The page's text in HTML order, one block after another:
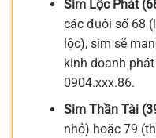
Sim Lộc Phát
các đuôi số 68
lộc), sim sẽ
kinh doanh
0904.xxx.86.
Sim Thần Tài
nhỏ) hoặc 79